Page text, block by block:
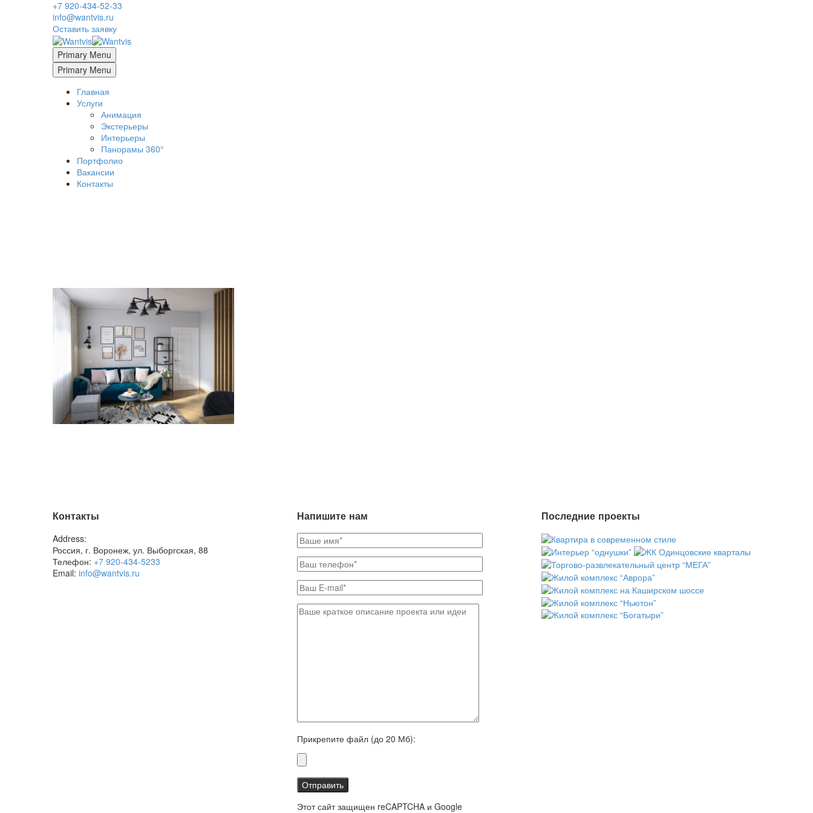
+7 920-434-52-33
info@wantvis.ru
Оставить заявку
Primary Menu
Primary Menu
Главная
Услуги
Анимация
Экстерьеры
Интерьеры
Панорамы 360°
Портфолио
Вакансии
Контакты
Контакты
Address:
Россия, г. Воронеж, ул. Выборгская, 88
Телефон: +7 920-434-5233
Email: info@wantvis.ru
Напишите нам
Прикрепите файл (до 20 Мб):
Этот сайт защищен reCAPTCHA и Google
Последние проекты